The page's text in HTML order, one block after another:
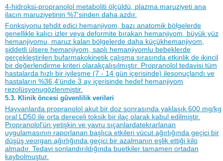
4-hidroksi-propranolol metaboliti ölçüldü, plazma maruziyeti ana
ilacın maruziyetinin %7'sinden daha azdır.
Fonksiyonu tehdit edici hemanjiyom, bazı anatomik bölgelerde
genellikle kalıcı izler veya deformite bırakan hemanjiyom, büyük yüz
hemanjiyomu, maruz kalan bölgelerde daha küçükhemanjiyom,
şiddetli ülsere hemanjiyom, saplı hemanjiyomlu bebeklerde
gerçekleştirilen bufarmakokinetik çalışma sırasında etkinlik de ikincil
bir değerlendirme kriteri olarakçalışılmıştır. Propranolol tedavisi tüm
hastalarda hızlı bir iyileşme (7 - 14 gün içerisinde) ilesonuçlandı ve
hastaların %36,4'ünde 3 ay içerisinde hedef hemanjiyom
rezolüsyonugözlenmiştir.
5.3. Klinik öncesi güvenlilik verileri
Hayvanlarda propranolol akut bir doz sonrasında yaklaşık 600 mg/kg
oral LD50 ile orta dereceli toksik bir ilaç olarak kabul edilmiştir.
Propranolol'ün yetişkin ve yavru sıçanlardatekrarlanan
uygulamasının raporlanan başlıca etkileri vücut ağırlığında geçici bir
düşüş veorgan ağırlığında geçici bir azalmanın eşlik ettiği kilo
almadır. Tedavi sonlandırıldığında buetkiler tamamen ortadan
kaybolmuştur.